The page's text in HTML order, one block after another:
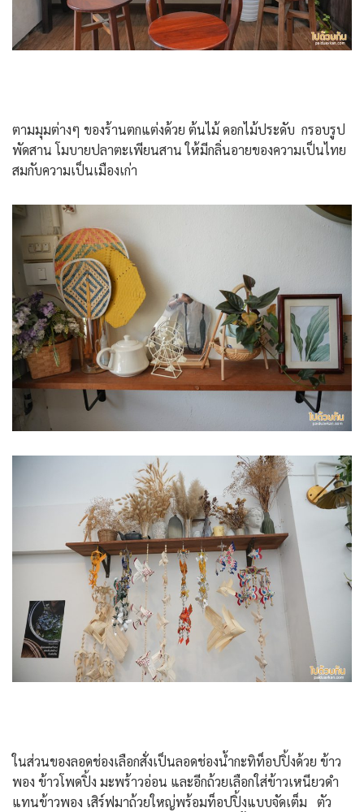
ตามมุมต่างๆ ของร้านตกแต่งด้วย ต้นไม้ ดอกไม้ประดับ กรอบรูป
พัดสาน โมบายปลาตะเพียนสาน ให้มีกลิ่นอายของความเป็นไทย
สมกับความเป็นเมืองเก่า
ในส่วนของลอดช่องเลือกสั่งเป็นลอดช่องน้ำกะทิท็อปปิ้งด้วย ข้าว
พอง ข้าวโพดปิ้ง มะพร้าวอ่อน และอีกถ้วยเลือกใส่ข้าวเหนียวดำ
แทนข้าวพอง เสิร์ฟมาถ้วยใหญ่พร้อมท็อปปิ้งแบบจัดเต็ม ตัว